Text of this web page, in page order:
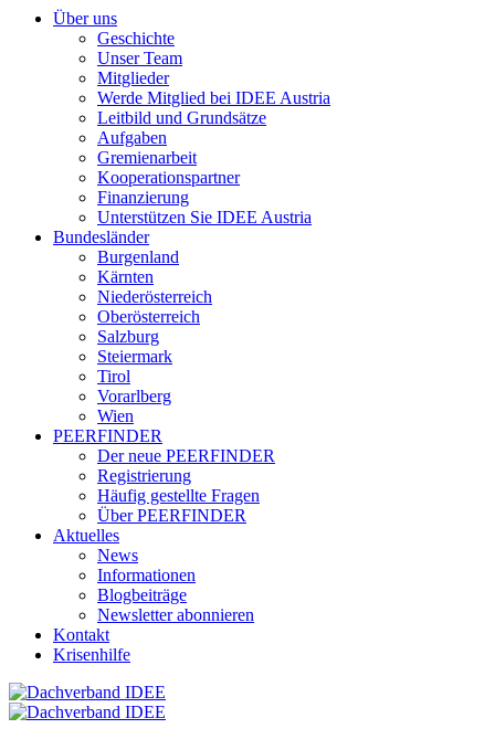
Über uns
Geschichte
Unser Team
Mitglieder
Werde Mitglied bei IDEE Austria
Leitbild und Grundsätze
Aufgaben
Gremienarbeit
Kooperationspartner
Finanzierung
Unterstützen Sie IDEE Austria
Bundesländer
Burgenland
Kärnten
Niederösterreich
Oberösterreich
Salzburg
Steiermark
Tirol
Vorarlberg
Wien
PEERFINDER
Der neue PEERFINDER
Registrierung
Häufig gestellte Fragen
Über PEERFINDER
Aktuelles
News
Informationen
Blogbeiträge
Newsletter abonnieren
Kontakt
Krisenhilfe